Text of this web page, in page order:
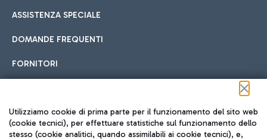
ASSISTENZA SPECIALE
DOMANDE FREQUENTI
FORNITORI
Seguici sui social
Utilizziamo cookie di prima parte per il funzionamento del sito web
(cookie tecnici), per effettuare statistiche sul funzionamento dello
stesso (cookie analitici, quando assimilabili ai cookie tecnici), e,